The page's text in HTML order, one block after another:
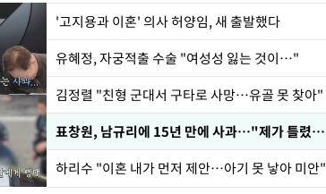
'고지용과 이혼' 의사 허양임, 새 출발했다
유혜정, 자궁적출 수술 "여성성 잃는 것이…"
김정렬 "친형 군대서 구타로 사망…유골 못 찾아"
표창원, 남규리에 15년 만에 사과…"제가 틀렸습니다"
하리수 "이혼 내가 먼저 제안…아기 못 낳아 미안"